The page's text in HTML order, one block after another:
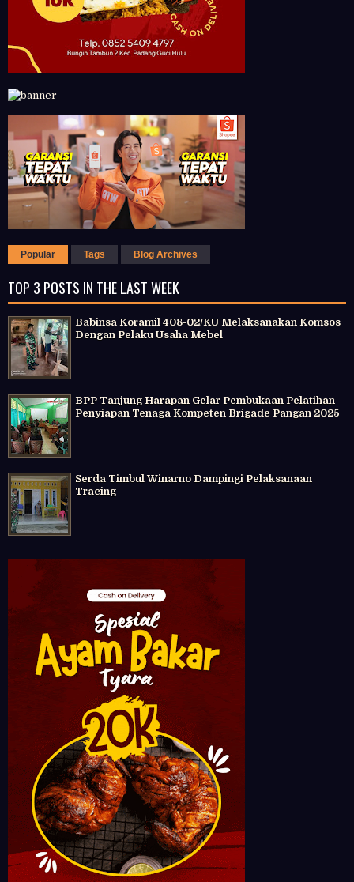
Popular Tags Blog Archives
TOP 3 POSTS IN THE LAST WEEK
Babinsa Koramil 408-02/KU Melaksanakan Komsos
Dengan Pelaku Usaha Mebel
BPP Tanjung Harapan Gelar Pembukaan Pelatihan
Penyiapan Tenaga Kompeten Brigade Pangan 2025
Serda Timbul Winarno Dampingi Pelaksanaan
Tracing